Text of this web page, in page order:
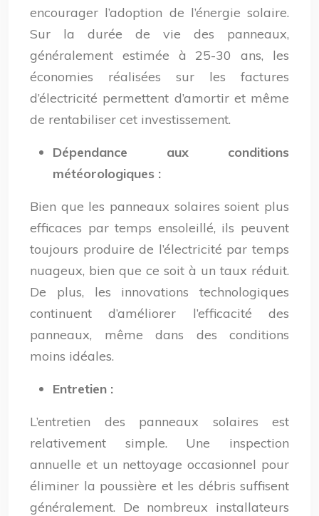
encourager l’adoption de l’énergie solaire.
Sur la durée de vie des panneaux,
généralement estimée à 25-30 ans, les
économies réalisées sur les factures
d’électricité permettent d’amortir et même
de rentabiliser cet investissement.
Dépendance aux conditions
météorologiques :
Bien que les panneaux solaires soient plus
efficaces par temps ensoleillé, ils peuvent
toujours produire de l’électricité par temps
nuageux, bien que ce soit à un taux réduit.
De plus, les innovations technologiques
continuent d’améliorer l’efficacité des
panneaux, même dans des conditions
moins idéales.
Entretien :
L’entretien des panneaux solaires est
relativement simple. Une inspection
annuelle et un nettoyage occasionnel pour
éliminer la poussière et les débris suffisent
généralement. De nombreux installateurs